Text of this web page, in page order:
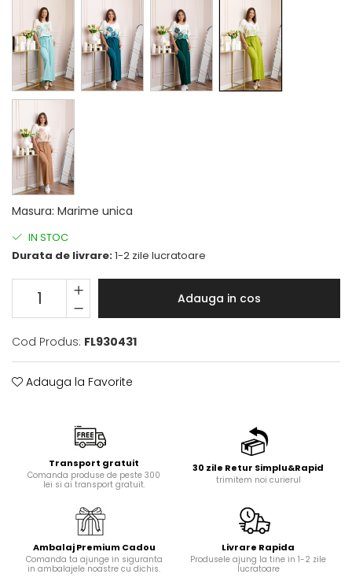
Masura: Marime unica
IN STOC
Durata de livrare:1-2 zile lucratoare
Adauga in cos
Cod Produs: FL930431
Adauga la Favorite
Transport gratuit
Comanda produse de peste 300
lei si ai transport gratuit.
30 zile Retur Simplu&Rapid
trimitem noi curierul
Ambalaj Premium Cadou
Comanda ta ajunge in siguranta
in ambalajele noastre cu dichis.
Livrare Rapida
Produsele ajung la tine in 1-2 zile
lucratoare